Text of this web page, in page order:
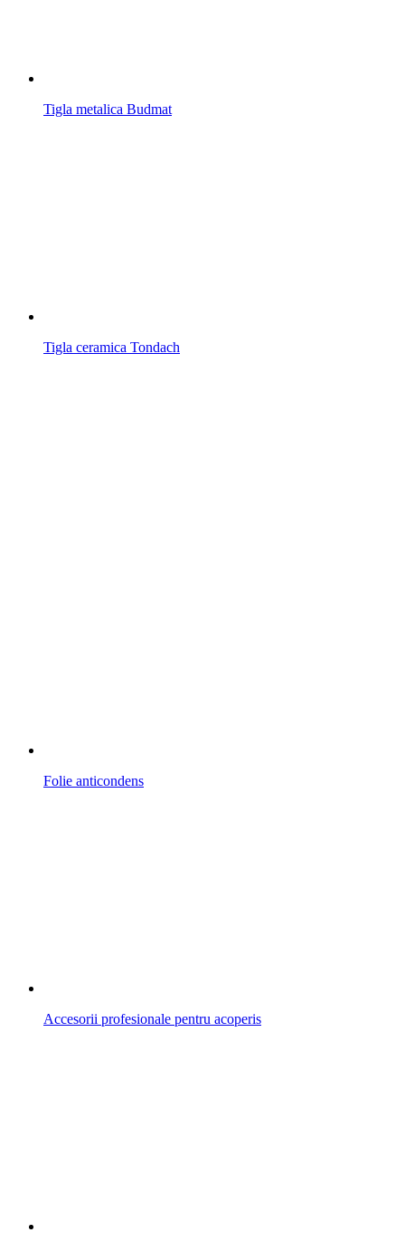
Tigla metalica Budmat
Tigla ceramica Tondach
Folie anticondens
Accesorii profesionale pentru acoperis